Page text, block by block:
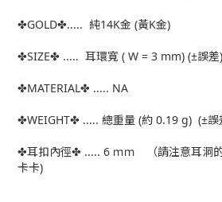
✤GOLD✤..... 純14K金 (黃K金)
✤SIZE✤ ..... 耳環寬 ( W = 3 mm) (±誤差)
✤MATERIAL✤ ..... NA
✤WEIGHT✤ ..... 總重量 (約 0.19 g) (±誤
✤耳扣內徑✤ ..... 6 ｍｍ （請注意耳洞
卡卡)